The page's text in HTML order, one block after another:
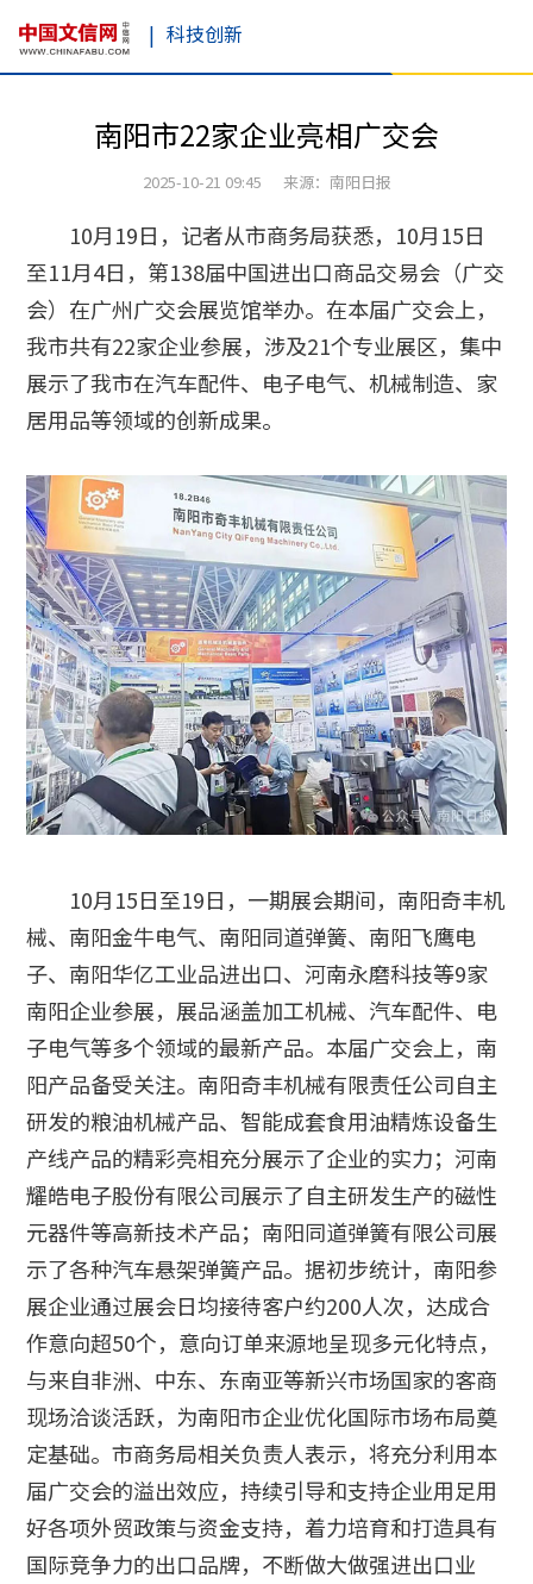
| 科技创新
南阳市22家企业亮相广交会
2025-10-21 09:45 来源：南阳日报
10月19日，记者从市商务局获悉，10月15日
至11月4日，第138届中国进出口商品交易会（广交
会）在广州广交会展览馆举办。在本届广交会上，
我市共有22家企业参展，涉及21个专业展区，集中
展示了我市在汽车配件、电子电气、机械制造、家
居用品等领域的创新成果。
10月15日至19日，一期展会期间，南阳奇丰机
械、南阳金牛电气、南阳同道弹簧、南阳飞鹰电
子、南阳华亿工业品进出口、河南永磨科技等9家
南阳企业参展，展品涵盖加工机械、汽车配件、电
子电气等多个领域的最新产品。本届广交会上，南
阳产品备受关注。南阳奇丰机械有限责任公司自主
研发的粮油机械产品、智能成套食用油精炼设备生
产线产品的精彩亮相充分展示了企业的实力；河南
耀皓电子股份有限公司展示了自主研发生产的磁性
元器件等高新技术产品；南阳同道弹簧有限公司展
示了各种汽车悬架弹簧产品。据初步统计，南阳参
展企业通过展会日均接待客户约200人次，达成合
作意向超50个，意向订单来源地呈现多元化特点，
与来自非洲、中东、东南亚等新兴市场国家的客商
现场洽谈活跃，为南阳市企业优化国际市场布局奠
定基础。市商务局相关负责人表示，将充分利用本
届广交会的溢出效应，持续引导和支持企业用足用
好各项外贸政策与资金支持，着力培育和打造具有
国际竞争力的出口品牌，不断做大做强进出口业